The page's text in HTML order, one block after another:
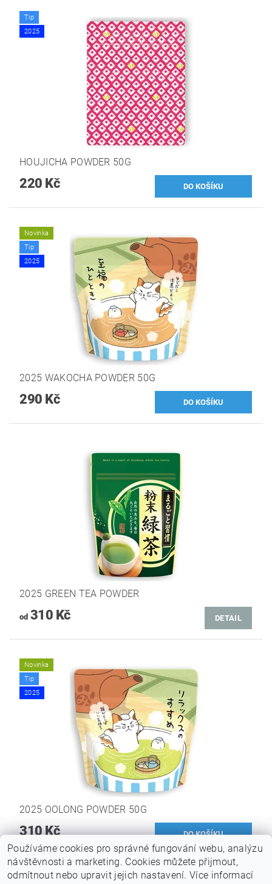
Tip
2025
HOUJICHA POWDER 50G
220 Kč
Novinka
Tip
2025
2025 WAKOCHA POWDER 50G
290 Kč
2025 GREEN TEA POWDER
od310 Kč DETAIL
Novinka
Tip
2025
2025 OOLONG POWDER 50G
310 Kč
Používáme cookies pro správné fungování webu, analýzu
návštěvnosti a marketing. Cookies můžete přijmout,
odmítnout nebo upravit jejich nastavení. Více informací